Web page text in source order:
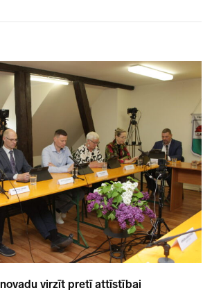
virzīt pretī attīstībai